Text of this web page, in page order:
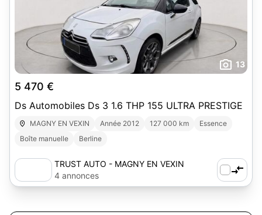
13
5 470 €
Ds Automobiles Ds 3 1.6 THP 155 ULTRA PRESTIGE
MAGNY EN VEXIN Année 2012 127 000 km
Essence
Boîte manuelle
Berline
TRUST AUTO - MAGNY EN VEXIN
4 annonces